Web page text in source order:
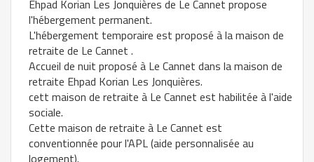
Ehpad Korian Les Jonquières de Le Cannet propose
l'hébergement permanent.
L'hébergement temporaire est proposé à la maison de
retraite de Le Cannet .
Accueil de nuit proposé à Le Cannet dans la maison de
retraite Ehpad Korian Les Jonquières.
cett maison de retraite à Le Cannet est habilitée à l'aide
sociale.
Cette maison de retraite à Le Cannet est
conventionnée pour l'APL (aide personnalisée au
logement).